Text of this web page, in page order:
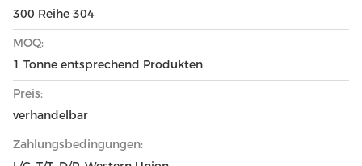
300 Reihe 304
MOQ:
1 Tonne entsprechend Produkten
Preis:
verhandelbar
Zahlungsbedingungen: